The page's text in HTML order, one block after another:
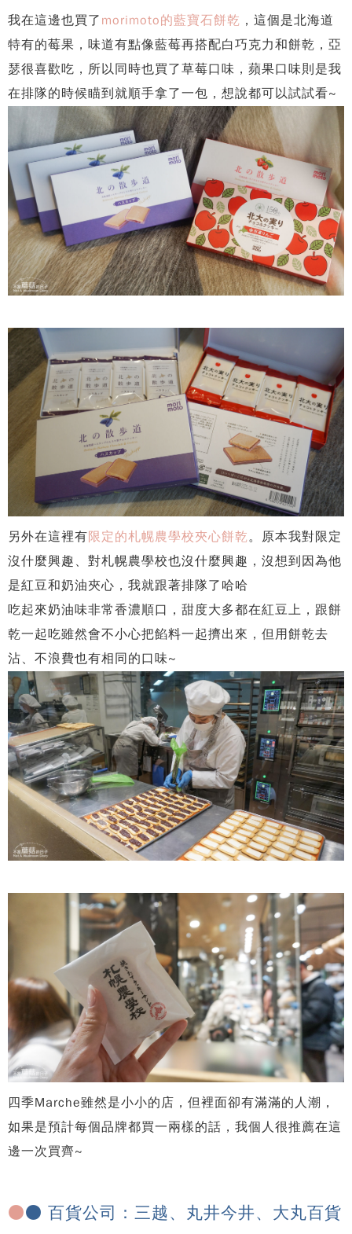
我在這邊也買了 morimoto的藍寶石餅乾 ，這個是北海道
特有的莓果，味道有點像藍莓再搭配白巧克力和餅乾，亞
瑟很喜歡吃，所以同時也買了草莓口味，蘋果口味則是我
在排隊的時候瞄到就順手拿了一包，想說都可以試試看~
另外在這裡有限定的札幌農學校夾心餅乾。原本我對限定
沒什麼興趣、對札幌農學校也沒什麼興趣，沒想到因為他
是紅豆和奶油夾心，我就跟著排隊了哈哈
吃起來奶油味非常香濃順口，甜度大多都在紅豆上，跟餅
乾一起吃雖然會不小心把餡料一起擠出來，但用餅乾去
沾、不浪費也有相同的口味~
四季Marche雖然是小小的店，但裡面卻有滿滿的人潮，
如果是預計每個品牌都買一兩樣的話，我個人很推薦在這
邊一次買齊~
●● 百貨公司：三越、丸井今井、大丸百貨